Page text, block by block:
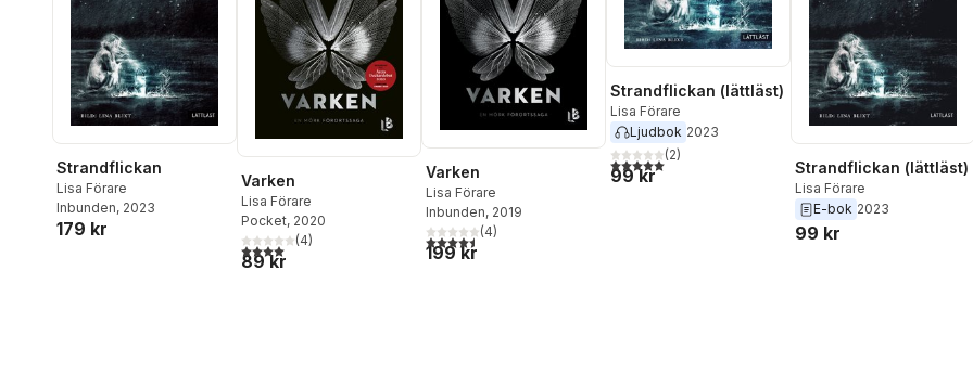
Strandflickan
Lisa Förare
Inbunden, 2023
179 kr
Varken
Lisa Förare
Pocket, 2020
4,0utav 5 stjärnor. Totalt antal röster:
(4)
89 kr
Varken
Lisa Förare
Inbunden, 2019
4,5utav 5 stjärnor. Totalt antal röster:
(4)
199 kr
Strandflickan (lättläst)
Lisa Förare
Ljudbok 2023
5,0utav 5 stjärnor. Totalt antal röster:
(2)
99 kr Strandflickan (lättläst)
Lisa Förare
E-bok 2023
99 kr